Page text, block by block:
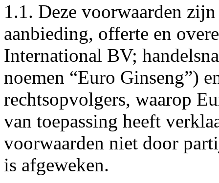
1.1. Deze voorwaarden
aanbieding, offerte en
International BV;
noemen “Euro Ginseng”)
rechtsopvolgers, waarop
van toepassing heeft
voorwaarden niet door
is afgeweken.